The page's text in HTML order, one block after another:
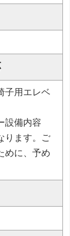
子用エレベ
設備内容
ります。ご
めに、予め